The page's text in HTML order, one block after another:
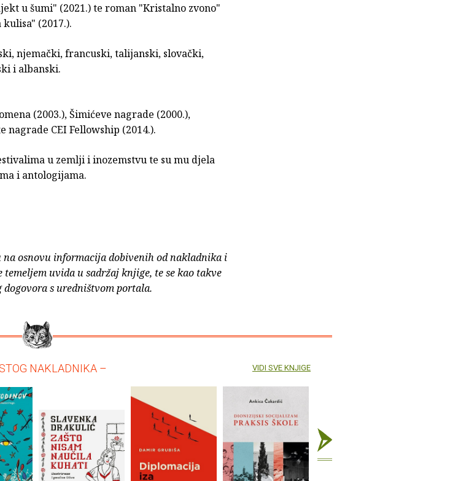
u šumi" (2021.) te roman "Kristalno zvono"
(2017.).
njemački, francuski, talijanski, slovački,
i albanski.
(2003.), Šimićeve nagrade (2000.),
nagrade CEI Fellowship (2014.).
u zemlji i inozemstvu te su mu djela
i antologijama.
osnovu informacija dobivenih od nakladnika i
uvida u sadržaj knjige, te se kao takve
s uredništvom portala.
NAKLADNIKA – VIDI SVE KNJIGE